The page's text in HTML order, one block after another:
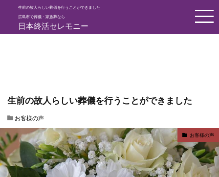
生前の故人らしい葬儀を行うことができました
広島市で葬儀・家族葬なら
日本終活セレモニー
HOME お客様の声 生前の故人らしい葬儀を行うことができました
生前の故人らしい葬儀を行うことができました
お客様の声
お客様の声